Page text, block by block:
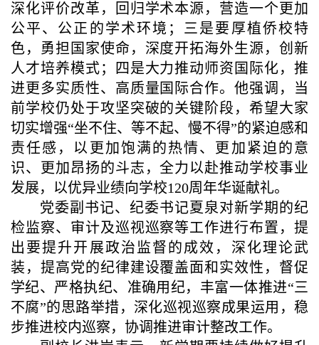
深化评价改革，回归学术本源，营造一个更加
公平、公正的学术环境；三是要厚植侨校特
色，勇担国家使命，深度开拓海外生源，创新
人才培养模式；四是大力推动师资国际化，推
进更多实质性、高质量国际合作。他强调，当
前学校仍处于攻坚突破的关键阶段，希望大家
切实增强“坐不住、等不起、慢不得”的紧迫感和
责任感，以更加饱满的热情、更加紧迫的意
识、更加昂扬的斗志，全力以赴推动学校事业
发展，以优异业绩向学校120周年华诞献礼。
党委副书记、纪委书记夏泉对新学期的纪
检监察、审计及巡视巡察等工作进行布置，提
出要提升开展政治监督的成效，深化理论武
装，提高党的纪律建设覆盖面和实效性，督促
学纪、严格执纪、准确用纪，丰富一体推进“三
不腐”的思路举措，深化巡视巡察成果运用，稳
步推进校内巡察，协调推进审计整改工作。